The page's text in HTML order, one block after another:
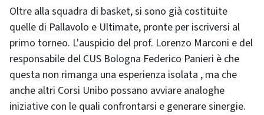
Oltre alla squadra di basket, si sono già costituite
quelle di Pallavolo e Ultimate, pronte per iscriversi al
primo torneo. L'auspicio del prof. Lorenzo Marconi e del
responsabile del CUS Bologna Federico Panieri è che
questa non rimanga una esperienza isolata , ma che
anche altri Corsi Unibo possano avviare analoghe
iniziative con le quali confrontarsi e generare sinergie.